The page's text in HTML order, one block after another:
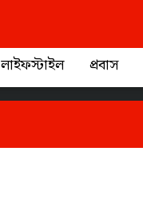
লাইফস্টাইল প্রবাস